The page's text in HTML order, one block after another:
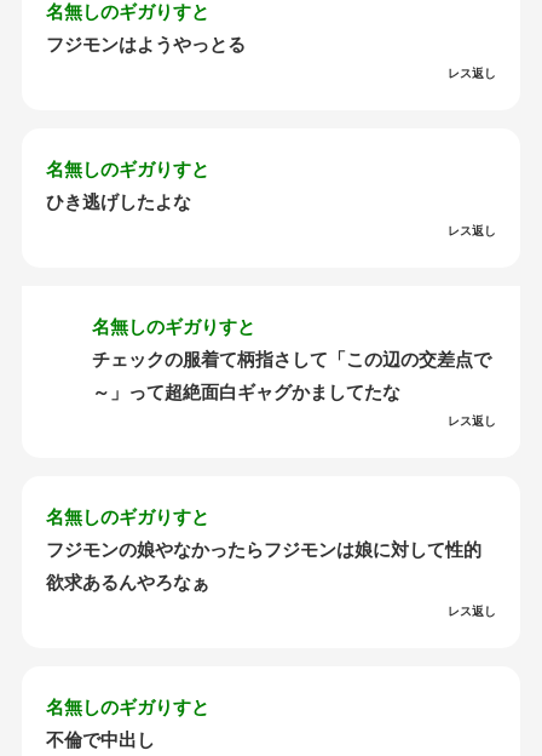
名無しのギガりすと
フジモンはようやっとる
レス返し
名無しのギガりすと
ひき逃げしたよな
レス返し
名無しのギガりすと
チェックの服着て柄指さして「この辺の交差点で
～」って超絶面白ギャグかましてたな
レス返し
名無しのギガりすと
フジモンの娘やなかったらフジモンは娘に対して性的
欲求あるんやろなぁ
レス返し
名無しのギガりすと
不倫で中出し